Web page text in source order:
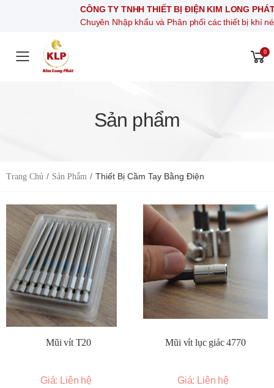
CÔNG TY TNHH THIẾT BỊ ĐIỆN KIM LONG PHÁT
Chuyên Nhập khẩu và Phân phối các thiết bị khí nén,
Toggle mobile menu
0
Sản phẩm
Trang Chủ Sản Phẩm Thiết Bị Cầm Tay Bằng Điện
Mũi vít T20
Giá: Liên hệ
Mũi vít lục giác 4770
Giá: Liên hệ